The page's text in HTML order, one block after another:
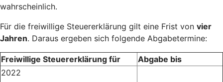
wahrscheinlich.
Für die freiwillige Steuererklärung gilt eine Frist von vier
Jahren. Daraus ergeben sich folgende Abgabetermine:
Freiwillige Steuererklärung für
Abgabe bis
2022